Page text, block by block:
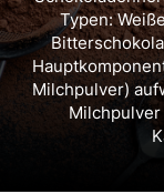
Typen:
Milchpulver)